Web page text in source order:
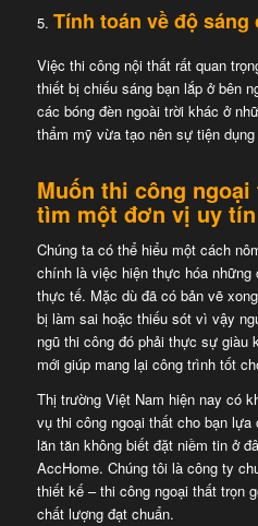
Tính toán về độ sáng
Việc thi công nội thất rất quan
thiết bị chiếu sáng bạn lắp ở bên
các bóng đèn ngoài trời khác ở
thẩm mỹ vừa tạo nên sự tiện
Muốn thi công
tìm một đơn vị uy
Chúng ta có thể hiểu một cách
chính là việc hiện thực hóa những
thực tế. Mặc dù đã có bản vẽ
bị làm sai hoặc thiếu sót vì vậy
ngũ thi công đó phải thực sự giàu
mới giúp mang lại công trình tốt
Thị trường Việt Nam hiện nay có
vụ thi công ngoại thất cho bạn lựa
lăn tăn không biết đặt niềm tin ở
AccHome. Chúng tôi là công ty
thiết kế – thi công ngoại thất trọn
chất lượng đạt chuẩn.